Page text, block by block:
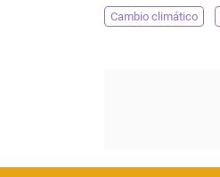
Cambio climático